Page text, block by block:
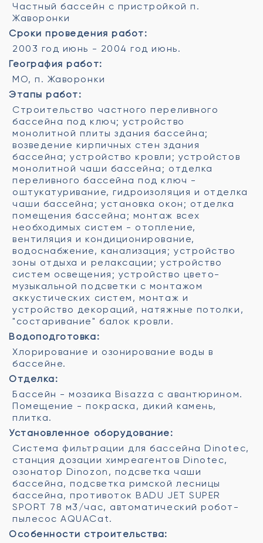
Частный бассейн с пристройкой п.
Жаворонки
Сроки проведения работ:
2003 год июнь - 2004 год июнь.
География работ:
МО, п. Жаворонки
Этапы работ:
Строительство частного переливного
бассейна под ключ; устройство
монолитной плиты здания бассейна;
возведение кирпичных стен здания
бассейна; устройство кровли; устройстов
монолитной чаши бассейна; отделка
переливного бассейна под ключ -
оштукатуривание, гидроизоляция и отделка
чаши бассейна; установка окон; отделка
помещения бассейна; монтаж всех
необходимых систем - отопление,
вентиляция и кондиционирование,
водоснабжение, канализация; устройство
зоны отдыха и релаксации; устройство
систем освещения; устройство цвето-
музыкальной подсветки с монтажом
аккустических систем, монтаж и
устройство декораций, натяжные потолки,
"состаривание" балок кровли.
Водоподготовка:
Хлорирование и озонирование воды в
бассейне.
Отделка:
Бассейн - мозаика Bisazza с авантюрином.
Помещение - покраска, дикий камень,
плитка.
Установленное оборудование:
Система фильтрации для бассейна Dinotec,
станция дозации химреагентов Dinotec,
озонатор Dinozon, подсветка чаши
бассейна, подсветка римской лесницы
бассейна, противоток BADU JET SUPER
SPORT 78 м3/час, автоматический робот-
пылесос AQUACat.
Особенности строительства: